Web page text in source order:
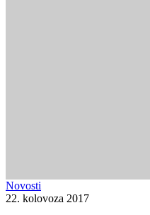
Novosti
22. kolovoza 2017